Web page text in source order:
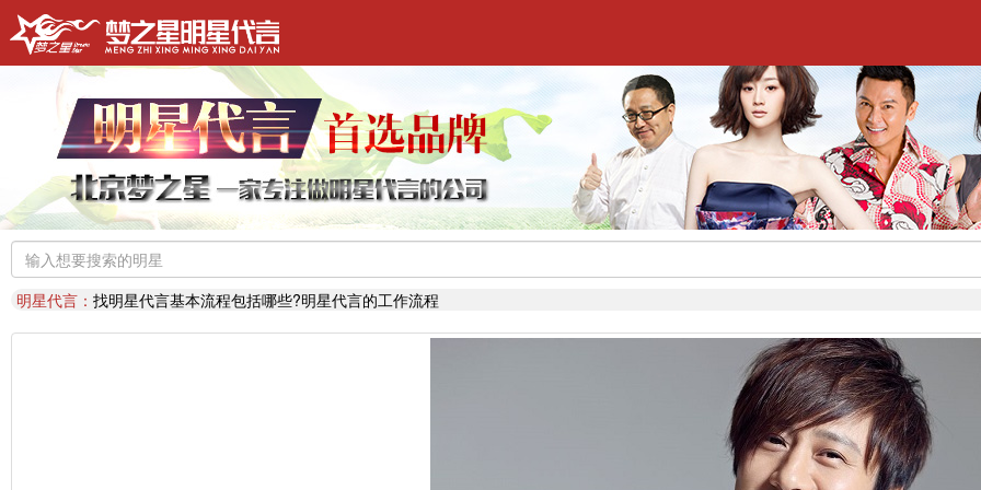
明星代言：找明星代言基本流程包括哪些?明星代言的工作流程
推荐阅读：2026年明星肖像代言费【8月实时更新】报价表
推荐阅读：2026年如何找明星代言,如何请明星代言,怎么选择明星代言,签约流程
明星代言：2026年诚招各地广告公司，策划公司合作代理明星资源
推荐阅读：找明星代言哪个渠道最好？费用多少？
代言知识：明星代言形式是什么样的？梦之星代言说明书
推荐阅读：二线三线明星代言费的艺人有哪些？
代言知识：明星代言资源对比|北京梦之星影视策划有限公司
明星代言：找明星代言基本流程包括哪些?明星代言的工作流程
推荐阅读： 2026年明星肖像代言费【8月实时更新】报价表